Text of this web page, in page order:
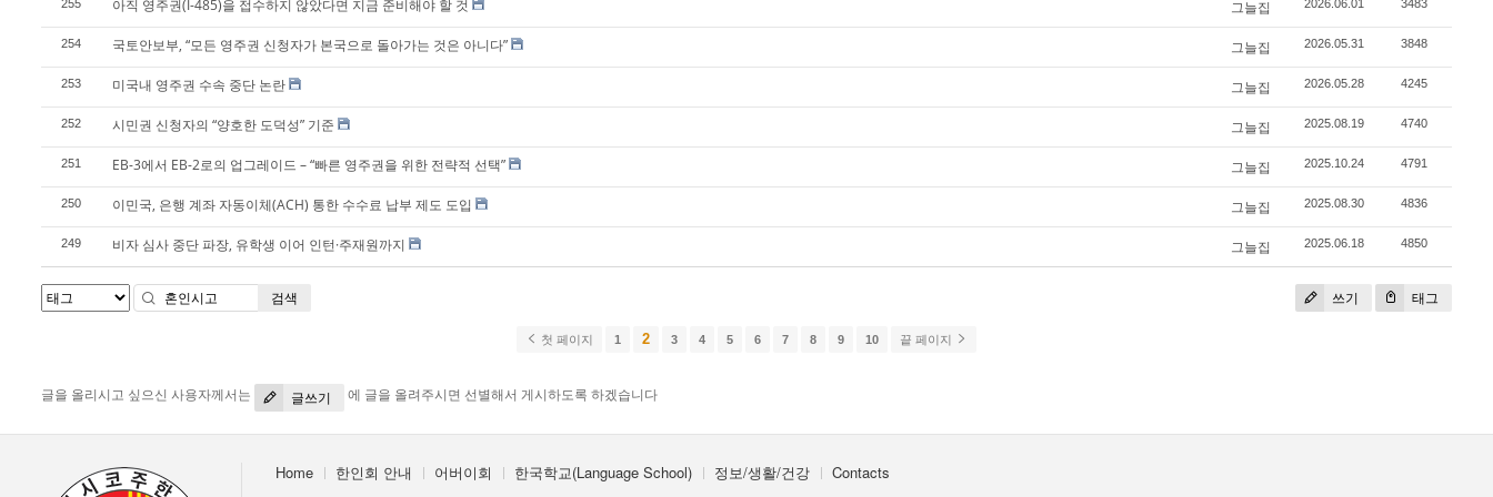
255 아직 영주권(I-485)을 접수하지 않았다면 지금 준비해야 할 것 그늘집 2026.06.01 3483
254 국토안보부, “모든 영주권 신청자가 본국으로 돌아가는 것은 아니다” 그늘집 2026.05.31 3848
253 미국내 영주권 수속 중단 논란 그늘집 2026.05.28 4245
252 시민권 신청자의 “양호한 도덕성” 기준 그늘집 2025.08.19 4740
251 EB-3에서 EB-2로의 업그레이드 – “빠른 영주권을 위한 전략적 선택” 그늘집 2025.10.24 4791
250 이민국, 은행 계좌 자동이체(ACH) 통한 수수료 납부 제도 도입 그늘집 2025.08.30 4836
249 비자 심사 중단 파장, 유학생 이어 인턴·주재원까지 그늘집 2025.06.18 4850
쓰기 태그
검색
첫 페이지 1 2 3 4 5 6 7 8 9 10 끝 페이지
글을 올리시고 싶으신 사용자께서는 글쓰기 에 글을 올려주시면 선별해서 게시하도록 하겠습니다
Home 한인회 안내 어버이회 한국학교(Language School) 정보/생활/건강 Contacts